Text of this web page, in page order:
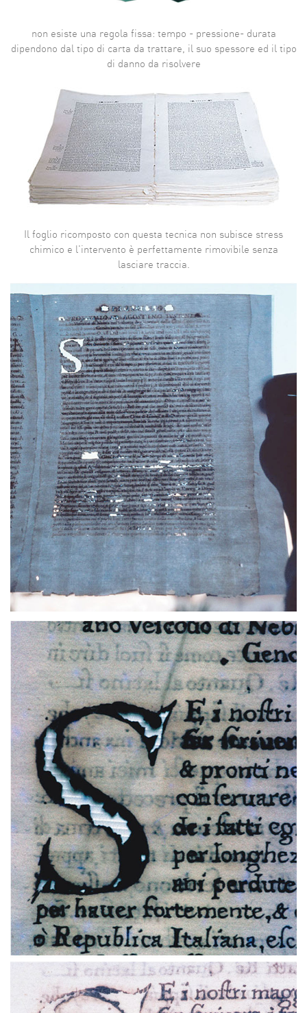
non esiste una regola fissa: tempo - pressione- durata
dipendono dal tipo di carta da trattare, il suo spessore ed il tipo
di danno da risolvere
Il foglio ricomposto con questa tecnica non subisce stress
chimico e l'intervento è perfettamente rimovibile senza
lasciare traccia.